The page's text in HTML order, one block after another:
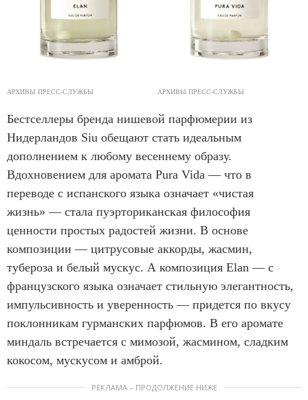
АРХИВЫ ПРЕСС-СЛУЖБЫ АРХИВЫ ПРЕСС-СЛУЖБЫ
Бестселлеры бренда нишевой парфюмерии из
Нидерландов Siu обещают стать идеальным
дополнением к любому весеннему образу.
Вдохновением для аромата Pura Vida — что в
переводе с испанского языка означает «чистая
жизнь» — стала пуэрториканская философия
ценности простых радостей жизни. В основе
композиции — цитрусовые аккорды, жасмин,
тубероза и белый мускус. А композиция Elan — с
французского языка означает стильную элегантность,
импульсивность и уверенность — придется по вкусу
поклонникам гурманских парфюмов. В его аромате
миндаль встречается с мимозой, жасмином, сладким
кокосом, мускусом и амброй.
РЕКЛАМА – ПРОДОЛЖЕНИЕ НИЖЕ